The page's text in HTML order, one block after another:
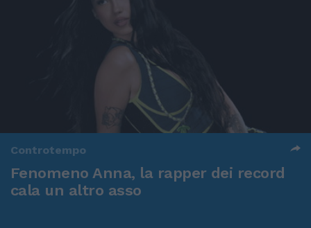
Controtempo
Fenomeno Anna, la rapper dei record
cala un altro asso